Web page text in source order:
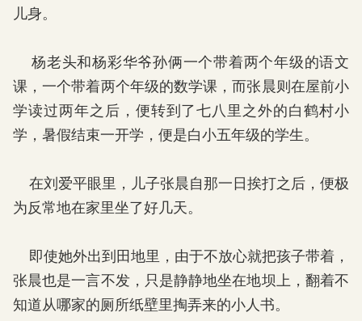
儿身。
杨老头和杨彩华爷孙俩一个带着两个年级的语文
课，一个带着两个年级的数学课，而张晨则在屋前小
学读过两年之后，便转到了七八里之外的白鹤村小
学，暑假结束一开学，便是白小五年级的学生。
在刘爱平眼里，儿子张晨自那一日挨打之后，便极
为反常地在家里坐了好几天。
即使她外出到田地里，由于不放心就把孩子带着，
张晨也是一言不发，只是静静地坐在地坝上，翻着不
知道从哪家的厕所纸壁里掏弄来的小人书。